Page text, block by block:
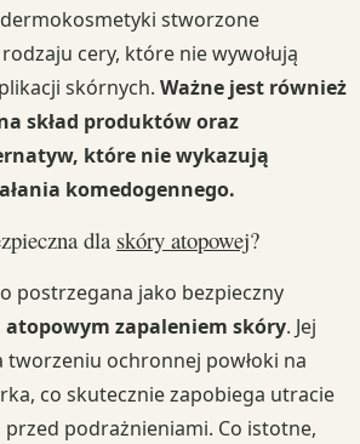
stworzone
cery, które nie wywołują
skórnych. Ważne jest również
skład produktów oraz
które nie wykazują
komedogennego.
dla skóry atopowej?
postrzegana jako bezpieczny
atopowym zapaleniem skóry. Jej
tworzeniu ochronnej powłoki na
co skutecznie zapobiega utracie
podrażnieniami. Co istotne,